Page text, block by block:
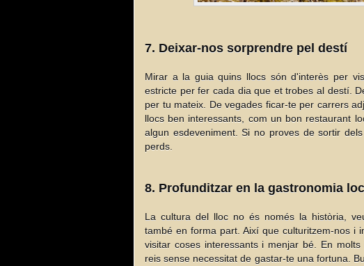
7. Deixar-nos sorprendre pel destí
Mirar a la guia quins llocs són d'interès per
estricte per fer cada dia que et trobes al destí.
per tu mateix. De vegades ficar-te per carrers
llocs ben interessants, com un bon restaurant
algun esdeveniment. Si no proves de sortir
perds.
8. Profunditzar en la gastronomia
La cultura del lloc no és només la història,
també en forma part. Així que culturitzem-nos i
visitar coses interessants i menjar bé. En
reis sense necessitat de gastar-te una fortuna.